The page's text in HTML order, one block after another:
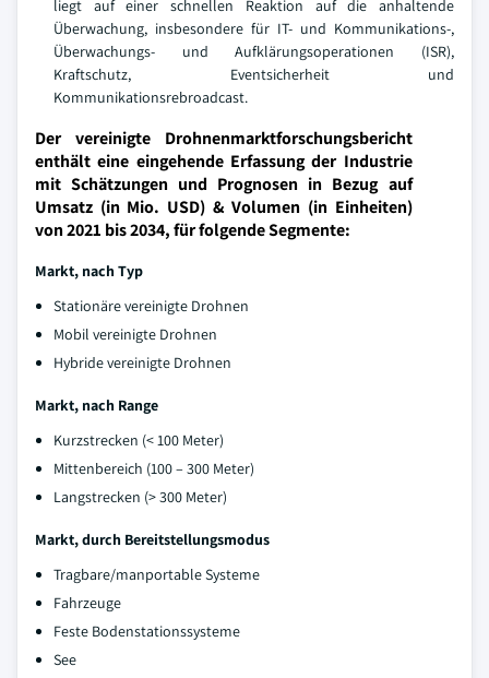
liegt auf einer schnellen Reaktion auf die anhaltende
Überwachung, insbesondere für IT- und Kommunikations-,
Überwachungs- und Aufklärungsoperationen (ISR),
Kraftschutz, Eventsicherheit und
Kommunikationsrebroadcast.
Der vereinigte Drohnenmarktforschungsbericht
enthält eine eingehende Erfassung der Industrie
mit Schätzungen und Prognosen in Bezug auf
Umsatz (in Mio. USD) & Volumen (in Einheiten)
von 2021 bis 2034, für folgende Segmente:
Markt, nach Typ
Stationäre vereinigte Drohnen
Mobil vereinigte Drohnen
Hybride vereinigte Drohnen
Markt, nach Range
Kurzstrecken (< 100 Meter)
Mittenbereich (100 – 300 Meter)
Langstrecken (> 300 Meter)
Markt, durch Bereitstellungsmodus
Tragbare/manportable Systeme
Fahrzeuge
Feste Bodenstationssysteme
See